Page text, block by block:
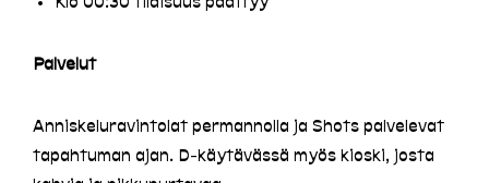
Palvelut
Anniskeluravintolat permannolla ja Shots palvelevat
tapahtuman ajan. D-käytävässä myös kioski, josta